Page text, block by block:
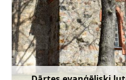
+371 29465844
Doties